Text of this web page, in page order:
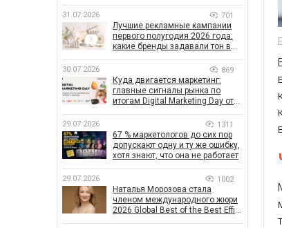
31.07.2026 701
Лучшие рекламные кампании
первого полугодия 2026 года:
какие бренды задавали тон в
30.07.2026 869
Куда двигается маркетинг:
главные сигналы рынка по
итогам Digital Marketing Day от
29.07.2026 1311
67 % маркетологов до сих пор
допускают одну и ту же ошибку,
хотя знают, что она не работает
29.07.2026 1002
Наталья Морозова стала
членом международного жюри
2026 Global Best of the Best Effie